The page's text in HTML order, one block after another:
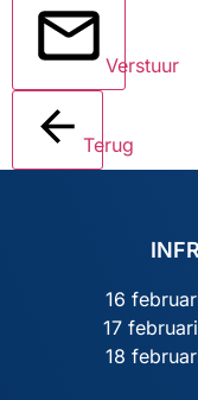
Verstuur
Terug
16
17
18